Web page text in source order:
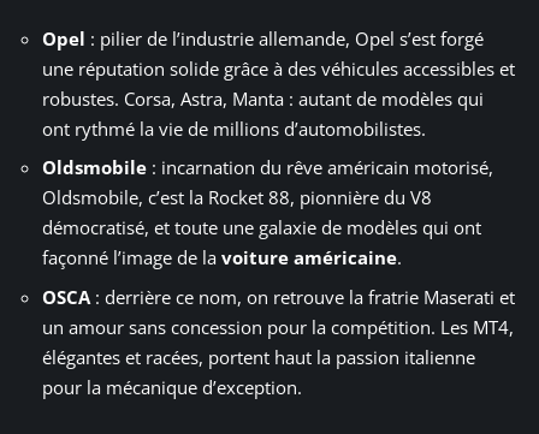
Opel : pilier de l’industrie allemande, Opel s’est forgé
une réputation solide grâce à des véhicules accessibles et
robustes. Corsa, Astra, Manta : autant de modèles qui
ont rythmé la vie de millions d’automobilistes.
Oldsmobile : incarnation du rêve américain motorisé,
Oldsmobile, c’est la Rocket 88, pionnière du V8
démocratisé, et toute une galaxie de modèles qui ont
façonné l’image de la voiture américaine.
OSCA : derrière ce nom, on retrouve la fratrie Maserati et
un amour sans concession pour la compétition. Les MT4,
élégantes et racées, portent haut la passion italienne
pour la mécanique d’exception.